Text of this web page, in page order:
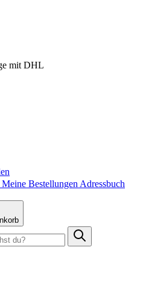
mit DHL
Meine Bestellungen Adressbuch